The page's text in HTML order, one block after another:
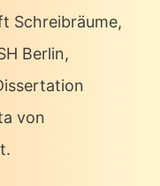
Schreibräume,
Berlin,
von